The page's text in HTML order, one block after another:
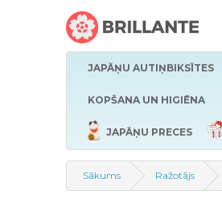
JAPĀŅU AUTIŅBIKSĪTES
KOPŠANA UN HIGIĒNA
JAPĀŅU PRECES
Sākums Ražotājs